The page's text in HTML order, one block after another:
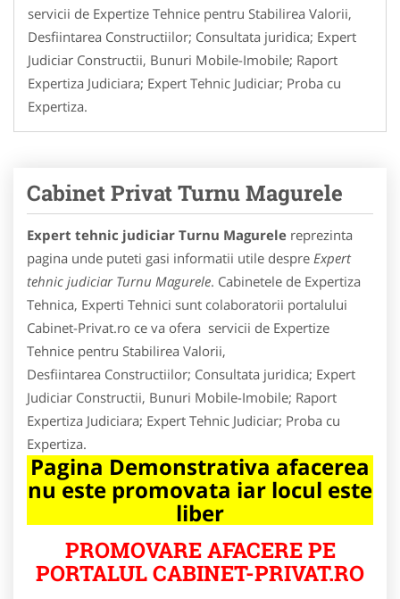
servicii de Expertize Tehnice pentru Stabilirea Valorii,
Desfiintarea Constructiilor; Consultata juridica; Expert
Judiciar Constructii, Bunuri Mobile-Imobile; Raport
Expertiza Judiciara; Expert Tehnic Judiciar; Proba cu
Expertiza.
Cabinet Privat Turnu Magurele
Expert tehnic judiciar Turnu Magurele reprezinta
pagina unde puteti gasi informatii utile despre Expert
tehnic judiciar Turnu Magurele. Cabinetele de Expertiza
Tehnica, Experti Tehnici sunt colaboratorii portalului
Cabinet-Privat.ro ce va ofera servicii de Expertize
Tehnice pentru Stabilirea Valorii,
Desfiintarea Constructiilor; Consultata juridica; Expert
Judiciar Constructii, Bunuri Mobile-Imobile; Raport
Expertiza Judiciara; Expert Tehnic Judiciar; Proba cu
Expertiza.
Pagina Demonstrativa afacerea
nu este promovata iar locul este
liber
PROMOVARE AFACERE PE
PORTALUL CABINET-PRIVAT.RO